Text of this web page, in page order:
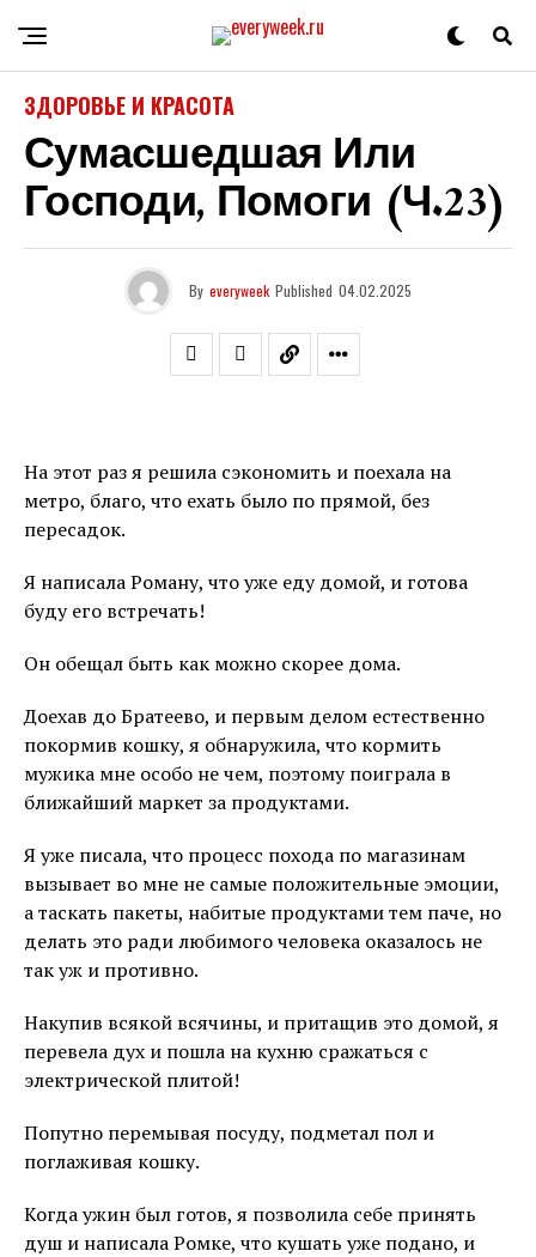
ЗДОРОВЬЕ И КРАСОТА
Сумасшедшая Или
Господи, Помоги (ч.23)
By everyweek Published 04.02.2025
На этот раз я решила сэкономить и поехала на
метро, благо, что ехать было по прямой, без
пересадок.
Я написала Роману, что уже еду домой, и готова
буду его встречать!
Он обещал быть как можно скорее дома.
Доехав до Братеево, и первым делом естественно
покормив кошку, я обнаружила, что кормить
мужика мне особо не чем, поэтому поиграла в
ближайший маркет за продуктами.
Я уже писала, что процесс похода по магазинам
вызывает во мне не самые положительные эмоции,
а таскать пакеты, набитые продуктами тем паче, но
делать это ради любимого человека оказалось не
так уж и противно.
Накупив всякой всячины, и притащив это домой, я
перевела дух и пошла на кухню сражаться с
электрической плитой!
Попутно перемывая посуду, подметал пол и
поглаживая кошку.
Когда ужин был готов, я позволила себе принять
душ и написала Ромке, что кушать уже подано, и